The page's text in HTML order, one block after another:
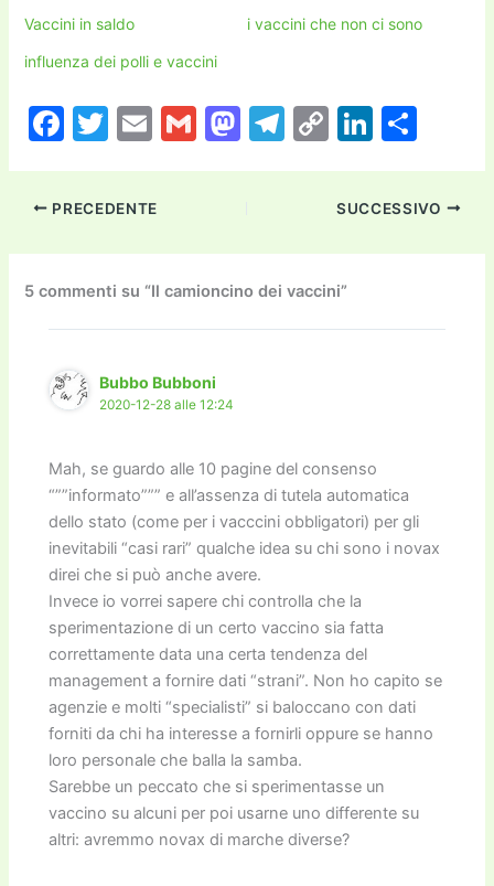
Vaccini in saldo
i vaccini che non ci sono
influenza dei polli e vaccini
F
c
e
b
o
o
k
T
itt
er
E
ai
l
G
M
d
o
n
T
a
m
C
p
y
Li
n
k
Li
k
e
dI
n
di
vi
PRECEDENTE SUCCESSIVO
5 commenti su “Il camioncino dei vaccini”
Bubbo Bubboni
2020-12-28 alle 12:24
Mah, se guardo alle 10 pagine del consenso
“””informato””” e all’assenza di tutela automatica
dello stato (come per i vacccini obbligatori) per gli
inevitabili “casi rari” qualche idea su chi sono i novax
direi che si può anche avere.
Invece io vorrei sapere chi controlla che la
sperimentazione di un certo vaccino sia fatta
correttamente data una certa tendenza del
management a fornire dati “strani”. Non ho capito se
agenzie e molti “specialisti” si baloccano con dati
forniti da chi ha interesse a fornirli oppure se hanno
loro personale che balla la samba.
Sarebbe un peccato che si sperimentasse un
vaccino su alcuni per poi usarne uno differente su
altri: avremmo novax di marche diverse?